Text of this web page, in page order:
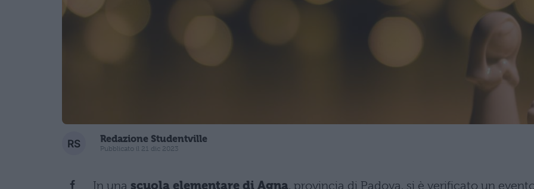
Redazione Studentville
Pubblicato il 21 dic 2023
In una scuola elementare di Agna, provincia di Padova, si è verificato un